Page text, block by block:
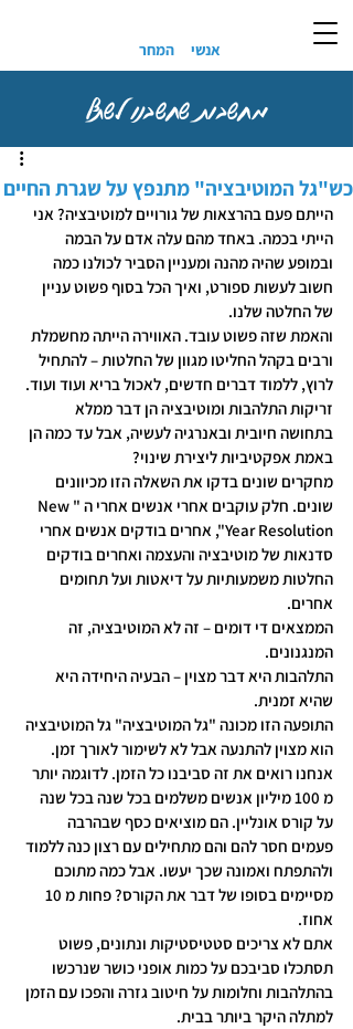
אנשי המחר
מחשבות שחשבנו לשתף
כש"גל המוטיבציה" מתנפץ על שגרת החיים
הייתם פעם בהרצאות של גורויים למוטיבציה? אני
הייתי בכמה. באחד מהם עלה אדם על הבמה
ובמופע שהיה מהנה ומעניין הסביר לכולנו כמה
חשוב לעשות ספורט, ואיך הכל בסוף פשוט עניין
של החלטה שלנו.
והאמת שזה פשוט עובד. האווירה הייתה מחשמלת
ורבים בקהל החליטו מגוון של החלטות – להתחיל
לרוץ, ללמוד דברים חדשים, לאכול בריא ועוד ועוד.
זריקות התלהבות ומוטיבציה הן דבר ממלא
בתחושה חיובית ובאנרגיה לעשיה, אבל עד כמה הן
באמת אפקטיביות ליצירת שינוי?
מחקרים שונים בדקו את השאלה הזו מכיוונים
שונים. חלק עוקבים אחרי אנשים אחרי ה "New
Year Resolution", אחרים בודקים אנשים אחרי
סדנאות של מוטיבציה והעצמה ואחרים בודקים
החלטות משמעותיות על דיאטות ועל תחומים
אחרים.
הממצאים די דומים – זה לא המוטיבציה, זה
המנגנונים.
התלהבות היא דבר מצוין – הבעיה היחידה היא
שהיא זמנית.
התופעה הזו מכונה "גל המוטיבציה" גל המוטיבציה
הוא מצוין להתנעה אבל לא לשימור לאורך זמן.
אנחנו רואים את זה סביבנו כל הזמן. לדוגמה יותר
מ 100 מיליון אנשים משלמים בכל שנה בכל שנה
על קורס אונליין. הם מוציאים כסף שבהרבה
פעמים חסר להם והם מתחילים עם רצון כנה ללמוד
ולהתפתח ואמונה שכך יעשו. אבל כמה מתוכם
אחוז.
אתם לא צריכים סטטיסטיקות ונתונים, פשוט
תסתכלו סביבכם על כמות אופני כושר שנרכשו
בהתלהבות וחלומות על חיטוב גזרה והפכו עם הזמן
למתלה היקר ביותר בבית.